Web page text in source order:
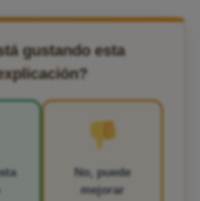
gustando esta
No, puede
mejorar